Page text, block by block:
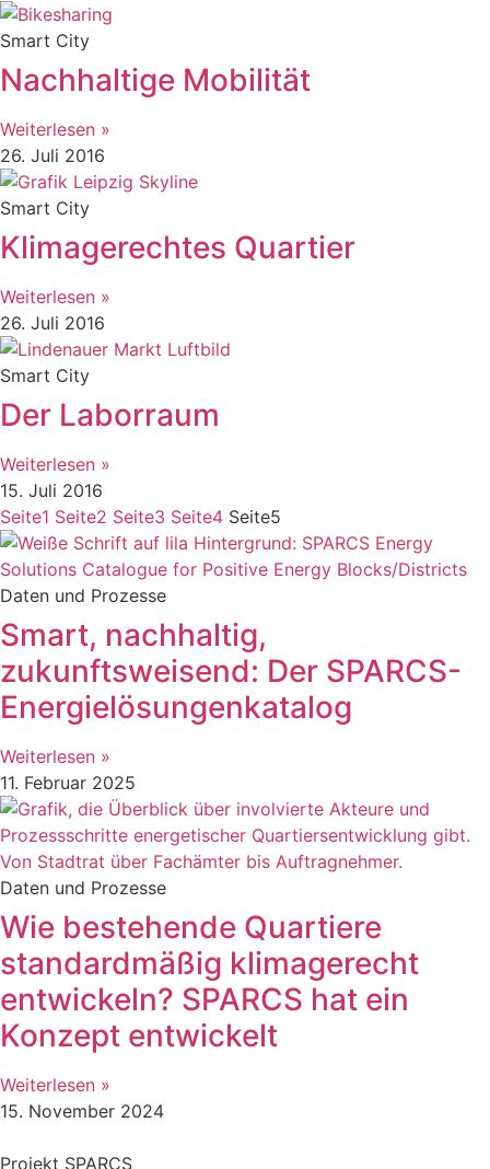
Smart City
Nachhaltige Mobilität
Weiterlesen »
26. Juli 2016
Smart City
Klimagerechtes Quartier
Weiterlesen »
26. Juli 2016
Smart City
Der Laborraum
Weiterlesen »
15. Juli 2016
Seite1 Seite2 Seite3 Seite4 Seite5
Daten und Prozesse
Smart, nachhaltig,
zukunftsweisend: Der SPARCS-
Energielösungenkatalog
Weiterlesen »
11. Februar 2025
Daten und Prozesse
Wie bestehende Quartiere
standardmäßig klimagerecht
entwickeln? SPARCS hat ein
Konzept entwickelt
Weiterlesen »
15. November 2024
Projekt SPARCS